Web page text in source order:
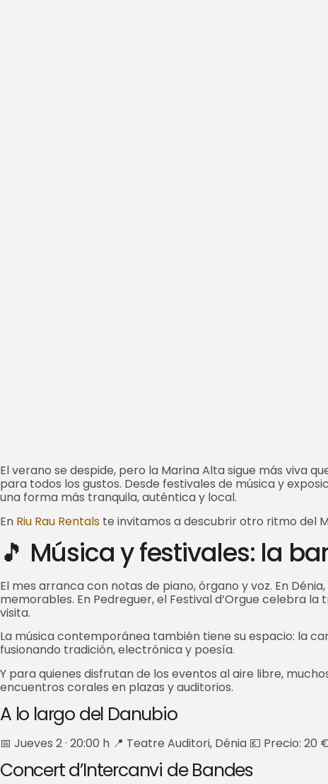
El verano se despide, pero la Marina Alta sigue más viva
para todos los gustos. Desde festivales de música y
una forma más tranquila, auténtica y local.
En Riu Rau Rentals te invitamos a descubrir otro ritmo del
🎵 Música y festivales: la
El mes arranca con notas de piano, órgano y voz. En
memorables. En Pedreguer, el Festival d’Orgue celebra
visita.
La música contemporánea también tiene su espacio: la
fusionando tradición, electrónica y poesía.
Y para quienes disfrutan de los eventos al aire libre,
encuentros corales en plazas y auditorios.
A lo largo del Danubio
📅 Jueves 2 · 20:00 h 📍 Teatre Auditori, Dénia 💶 Precio: 20
Concert d’Intercanvi de Bandes